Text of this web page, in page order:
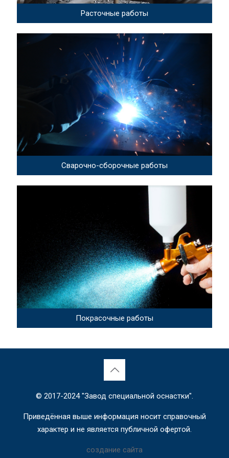
Расточные работы
Сварочно-сборочные работы
Покрасочные работы
© 2017-2024 "Завод специальной оснастки".
Приведённая выше информация носит справочный
характер и не является публичной офертой.
создание сайта